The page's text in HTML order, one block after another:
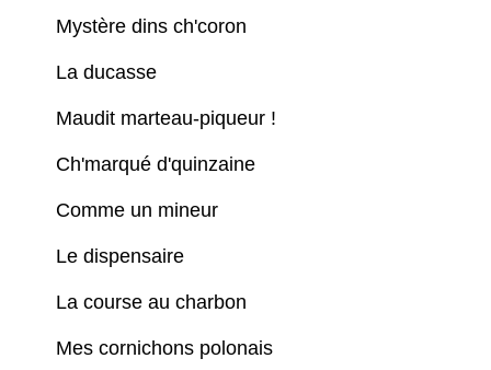
Mystère dins ch'coron
La ducasse
Maudit marteau-piqueur !
Ch'marqué d'quinzaine
Comme un mineur
Le dispensaire
La course au charbon
Mes cornichons polonais